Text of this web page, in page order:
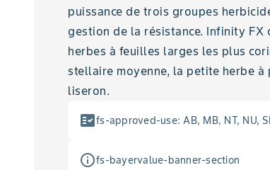
puissance de trois groupes
gestion de la résistance. Infinity
herbes à feuilles larges les plus
stellaire moyenne, la petite herbe
liseron.
fact_checkfs-approved-use:AB, MB, NT, NU,
info_outlinefs-bayervalue-banner-section